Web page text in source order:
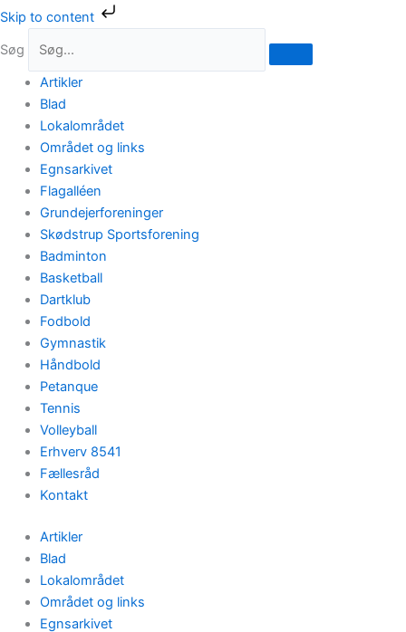
Skip to content
Gå
indholdet
Søg
Artikler
Blad
Lokalområdet
Området og links
Egnsarkivet
Flagalléen
Grundejerforeninger
Skødstrup Sportsforening
Badminton
Basketball
Dartklub
Fodbold
Gymnastik
Håndbold
Petanque
Tennis
Volleyball
Erhverv 8541
Fællesråd
Kontakt
Artikler
Blad
Lokalområdet
Området og links
Egnsarkivet